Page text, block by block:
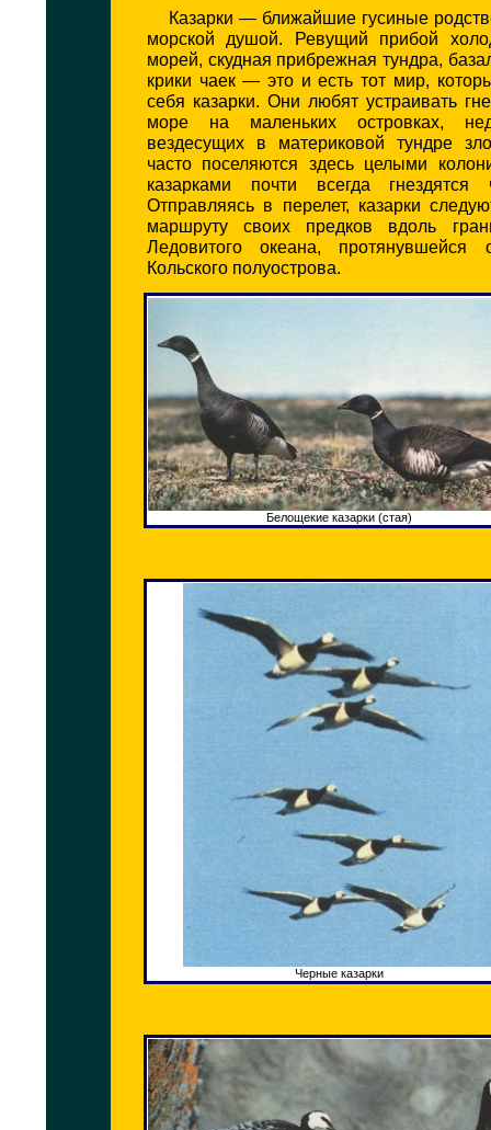
Казарки — ближайшие гусиные
морской душой. Ревущий прибой
морей, скудная прибрежная тундра,
крики чаек — это и есть тот мир,
себя казарки. Они любят устраивать
море на маленьких островках,
вездесущих в материковой тундре
часто поселяются здесь целыми
казарками почти всегда
Отправляясь в перелет, казарки
маршруту своих предков вдоль
Ледовитого океана, протянувшейся
Кольского полуострова.
Белощекие казарки (стая)
Черные казарки